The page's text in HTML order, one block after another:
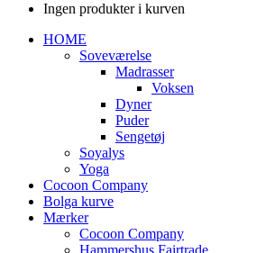
Ingen produkter i kurven
HOME
Soveværelse
Madrasser
Voksen
Dyner
Puder
Sengetøj
Soyalys
Yoga
Cocoon Company
Bolga kurve
Mærker
Cocoon Company
Hammershus Fairtrade